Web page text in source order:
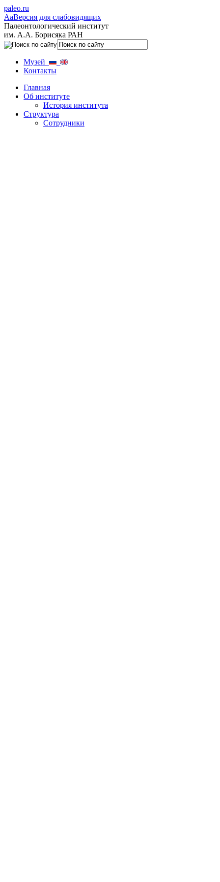
paleo.ru
AaВерсия для слабовидящих
Палеонтологический институт
им. А.А. Борисяка РАН
Музей
Контакты
Главная
Об институте
История института
Структура
Сотрудники